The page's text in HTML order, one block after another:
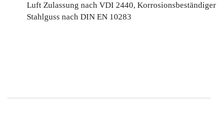
Luft Zulassung nach VDI 2440, Korrosionsbeständiger
Stahlguss nach DIN EN 10283